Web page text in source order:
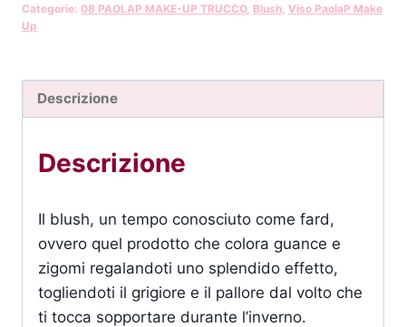
Categorie: 08 PAOLAP MAKE-UP TRUCCO, Blush Viso PaolaP Make
Up
Descrizione
Descrizione
Il blush, un tempo conosciuto come fard,
ovvero quel prodotto che colora guance e
zigomi regalandoti uno splendido effetto,
togliendoti il grigiore e il pallore dal volto che
ti tocca sopportare durante l’inverno.